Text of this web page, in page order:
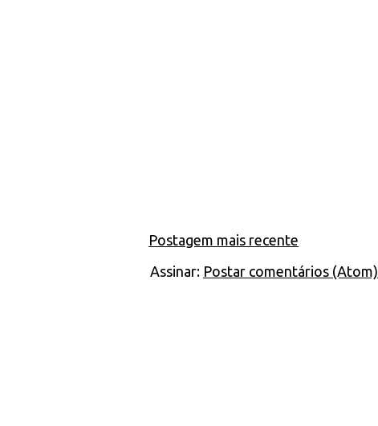
Postagem mais recente
Assinar: Postar comentários (Atom)